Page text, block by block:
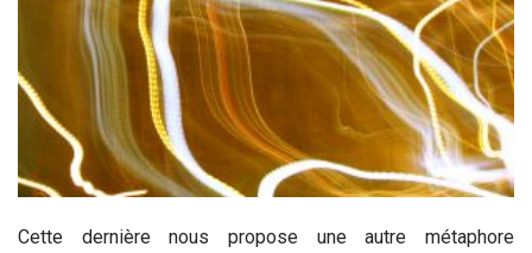
Cette dernière nous propose une autre métaphore